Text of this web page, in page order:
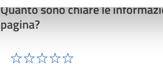
Quanto sono chiare le
pagina?